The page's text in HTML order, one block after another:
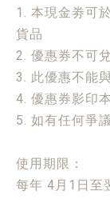
1. 本現金劵可
貨品
2. 優惠券不可
3. 此優惠不能
4. 優惠券影印
5. 如有任何爭
使用期限：
每年 4月1日至